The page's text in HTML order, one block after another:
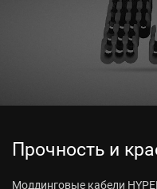
Прочность и
Моддинговые кабели